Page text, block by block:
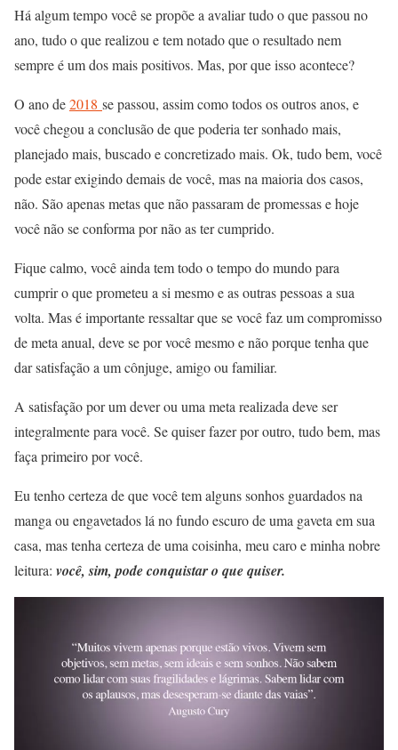
Há algum tempo você se propõe a avaliar tudo o que passou no
ano, tudo o que realizou e tem notado que o resultado nem
sempre é um dos mais positivos. Mas, por que isso acontece?
O ano de2018 se passou, assim como todos os outros anos, e
você chegou a conclusão de que poderia ter sonhado mais,
planejado mais, buscado e concretizado mais. Ok, tudo bem, você
pode estar exigindo demais de você, mas na maioria dos casos,
não. São apenas metas que não passaram de promessas e hoje
você não se conforma por não as ter cumprido.
Fique calmo, você ainda tem todo o tempo do mundo para
cumprir o que prometeu a si mesmo e as outras pessoas a sua
volta. Mas é importante ressaltar que se você faz um compromisso
de meta anual, deve se por você mesmo e não porque tenha que
dar satisfação a um cônjuge, amigo ou familiar.
A satisfação por um dever ou uma meta realizada deve ser
integralmente para você. Se quiser fazer por outro, tudo bem, mas
faça primeiro por você.
Eu tenho certeza de que você tem alguns sonhos guardados na
manga ou engavetados lá no fundo escuro de uma gaveta em sua
casa, mas tenha certeza de uma coisinha, meu caro e minha nobre
leitura: você, sim, pode conquistar o que quiser.